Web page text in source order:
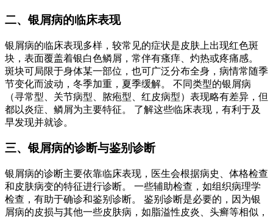
二、银屑病的临床表现
银屑病的临床表现多样，较常见的症状是皮肤上出现红色斑
块，表面覆盖着银白色鳞屑，常伴有瘙痒、灼热或疼痛感。
斑块可局限于身体某一部位，也可广泛分布全身，病情常随季
节变化而波动，冬季加重，夏季缓解。 不同类型的银屑病
（寻常型、关节病型、脓疱型、红皮病型）表现略有差异，但
都以炎症、鳞屑为主要特征。 了解这些临床表现，有利于及
早发现并就诊。
三、银屑病的诊断与鉴别诊断
银屑病的诊断主要依靠临床表现，医生会根据病史、体格检查
和皮肤病变的特征进行诊断。 一些辅助检查，如组织病理学
检查，有助于确诊和鉴别诊断。 鉴别诊断是必要的，因为银
屑病的皮损与其他一些皮肤病，如脂溢性皮炎、头癣等相似，